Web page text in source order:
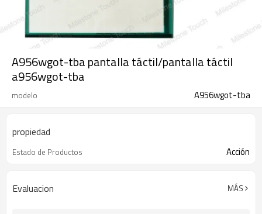
A956wgot-tba pantalla táctil/pantalla táctil
a956wgot-tba
modelo A956wgot-tba
propiedad
Estado de Productos Acción
Evaluacion MÁS